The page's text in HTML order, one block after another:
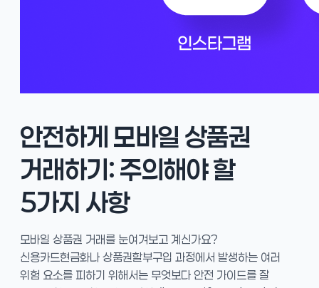
안전하게 모바일 상품권
거래하기: 주의해야 할
5가지 사항
모바일 상품권 거래를 눈여겨보고 계신가요?
신용카드현금화나 상품권할부구입 과정에서 발생하는 여러
위험 요소를 피하기 위해서는 무엇보다 안전 가이드를 잘